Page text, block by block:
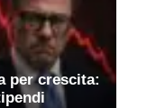
per crescita: